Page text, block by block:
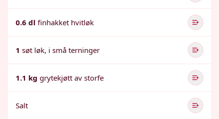
0.6 dl finhakket hvitløk
1 søt løk, i små terninger
1.1 kg grytekjøtt av storfe
Salt